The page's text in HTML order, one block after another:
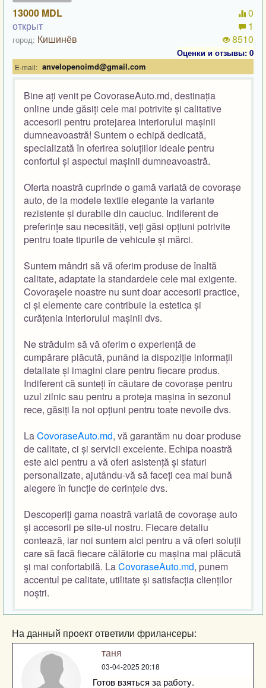
13000 MDL
открыт
город: Кишинёв
0
1
8510
Оценки и отзывы: 0
E-mail: anvelopenoimd@gmail.com
Bine ați venit pe CovoraseAuto.md, destinația
online unde găsiți cele mai potrivite și calitative
accesorii pentru protejarea interiorului mașinii
dumneavoastră! Suntem o echipă dedicată,
specializată în oferirea soluțiilor ideale pentru
confortul și aspectul mașinii dumneavoastră.
Oferta noastră cuprinde o gamă variată de covorașe
auto, de la modele textile elegante la variante
rezistente și durabile din cauciuc. Indiferent de
preferințe sau necesități, veți găsi opțiuni potrivite
pentru toate tipurile de vehicule și mărci.
Suntem mândri să vă oferim produse de înaltă
calitate, adaptate la standardele cele mai exigente.
Covorașele noastre nu sunt doar accesorii practice,
ci și elemente care contribuie la estetica și
curățenia interiorului mașinii dvs.
Ne străduim să vă oferim o experiență de
cumpărare plăcută, punând la dispoziție informații
detaliate și imagini clare pentru fiecare produs.
Indiferent că sunteți în căutare de covorașe pentru
uzul zilnic sau pentru a proteja mașina în sezonul
rece, găsiți la noi opțiuni pentru toate nevoile dvs.
LaCovoraseAuto.md, vă garantăm nu doar produse
de calitate, ci și servicii excelente. Echipa noastră
este aici pentru a vă oferi asistență și sfaturi
personalizate, ajutându-vă să faceți cea mai bună
alegere în funcție de cerințele dvs.
Descoperiți gama noastră variată de covorașe auto
și accesorii pe site-ul nostru. Fiecare detaliu
contează, iar noi suntem aici pentru a vă oferi soluții
care să facă fiecare călătorie cu mașina mai plăcută
și mai confortabilă. LaCovoraseAuto.md, punem
accentul pe calitate, utilitate și satisfacția clienților
noștri.
На данный проект ответили фрилансеры:
таня
03-04-2025 20:18
Готов взяться за работу.